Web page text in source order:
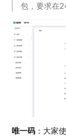
包，要求在
唯一码 ：大家